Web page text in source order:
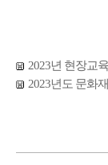
2023년 현장교
2023년도 문화